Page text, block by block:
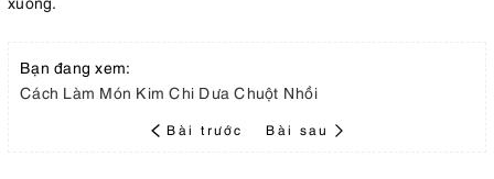
Bạn đang xem:
Cách Làm Món Kim Chi Dưa Chuột Nhồi
Bài trước Bài sau